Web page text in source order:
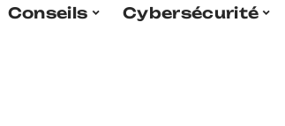
Conseils Cybersécurité